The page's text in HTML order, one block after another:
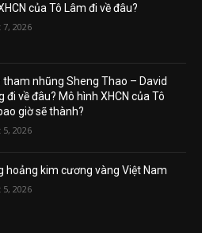
của Tô Lâm đi về đâu?
7, 2026
tham nhũng Sheng Thao – David
đi về đâu? Mô hình XHCN của Tô
giờ sẽ thành?
5, 2026
hoảng kim cương vàng Việt Nam
5, 2026